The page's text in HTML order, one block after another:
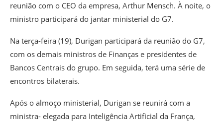
reunião com o CEO da empresa, Arthur Mensch. À noite, o
ministro participará do jantar ministerial do G7.
Na terça-feira (19), Durigan participará da reunião do G7,
com os demais ministros de Finanças e presidentes de
Bancos Centrais do grupo. Em seguida, terá uma série de
encontros bilaterais.
Após o almoço ministerial, Durigan se reunirá com a
ministra- elegada para Inteligência Artificial da França,